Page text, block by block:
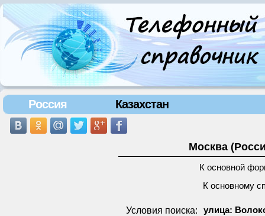
Россия Казахстан
Москва
К основной
К основному
Условия поиска: улица: